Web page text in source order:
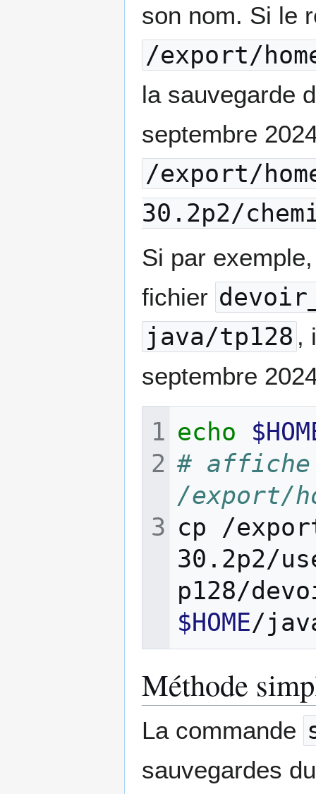
son nom. Si le
/export/
la sauvegarde
septembre
/export/
30.2p2/
Si par
fichier
java/tp128 ,
septembre
echo
#
/export/
cp
/
30.2p2/
p128/
$HOME
Méthode
La commande
sauvegardes